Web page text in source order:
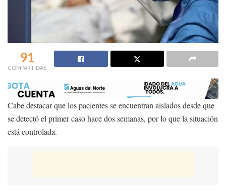
91
COMPARTIDAS
Cabe destacar que los pacientes se encuentran aislados desde que
se detectó el primer caso hace dos semanas, por lo que la situación
está controlada.